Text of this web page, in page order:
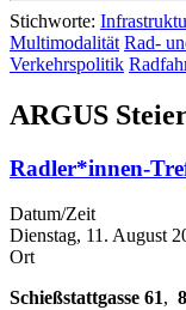
Stichworte:
Multimodalität Rad-
Verkehrspolitik
ARGUS
Radler*innen-
Datum/Zeit
Dienstag, 11. August
Ort
Schießstattgasse 61,